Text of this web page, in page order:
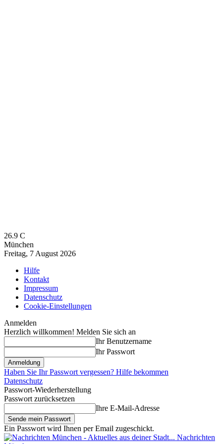
26.9 C
München
Freitag, 7 August 2026
Hilfe
Kontakt
Impressum
Datenschutz
Cookie-Einstellungen
Anmelden
Herzlich willkommen! Melden Sie sich an
Ihr Benutzername
Ihr Passwort
Haben Sie Ihr Passwort vergessen? Hilfe bekommen
Datenschutz
Passwort-Wiederherstellung
Passwort zurücksetzen
Ihre E-Mail-Adresse
Ein Passwort wird Ihnen per Email zugeschickt.
Nachrichten